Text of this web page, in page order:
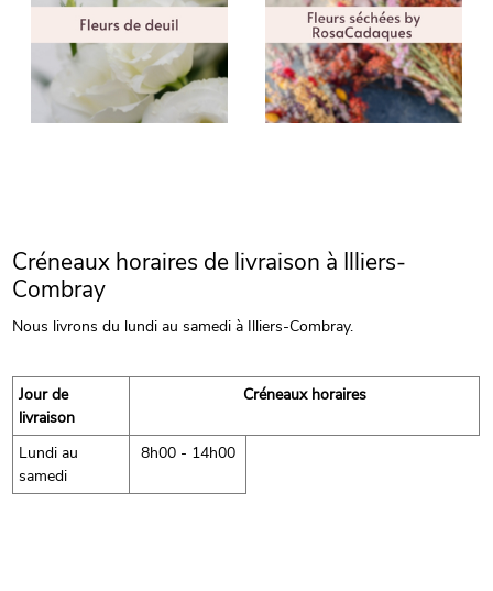
Créneaux horaires de livraison à Illiers-
Combray
Nous livrons du lundi au samedi à Illiers-Combray.
Jour de
livraison
Créneaux horaires
Lundi au
samedi
8h00 - 14h00